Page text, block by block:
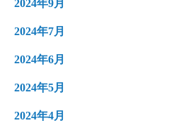
2024年9月
2024年7月
2024年6月
2024年5月
2024年4月